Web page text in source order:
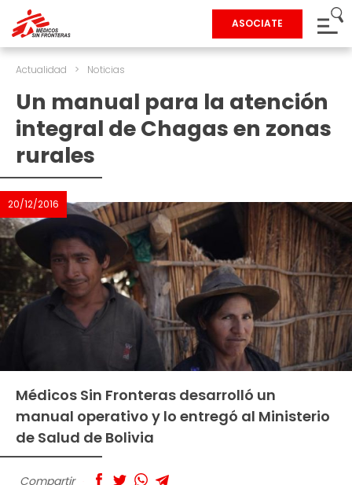
ASOCIATE
Actualidad > Noticias
Un manual para la atención
integral de Chagas en zonas
rurales
20/12/2016
Médicos Sin Fronteras desarrolló un
manual operativo y lo entregó al Ministerio
de Salud de Bolivia
Compartir